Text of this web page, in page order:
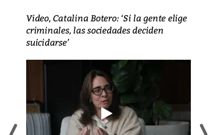
Video, Catalina Botero: ‘Si la gente elige
criminales, las sociedades deciden
suicidarse’